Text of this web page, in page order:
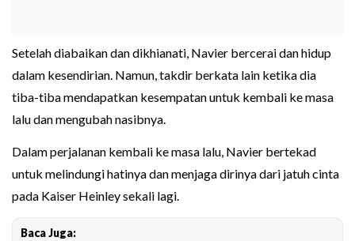
Setelah diabaikan dan dikhianati, Navier bercerai dan hidup
dalam kesendirian. Namun, takdir berkata lain ketika dia
tiba-tiba mendapatkan kesempatan untuk kembali ke masa
lalu dan mengubah nasibnya.
Dalam perjalanan kembali ke masa lalu, Navier bertekad
untuk melindungi hatinya dan menjaga dirinya dari jatuh cinta
pada Kaiser Heinley sekali lagi.
Baca Juga: